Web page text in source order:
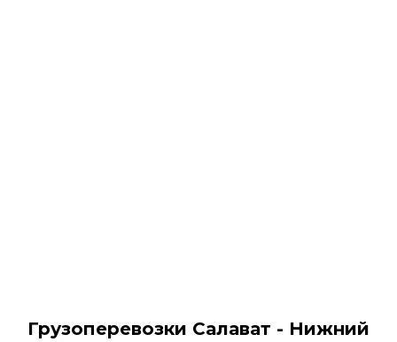
Грузоперевозки Салават - Нижний